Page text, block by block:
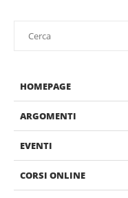
HOMEPAGE
ARGOMENTI
EVENTI
CORSI ONLINE